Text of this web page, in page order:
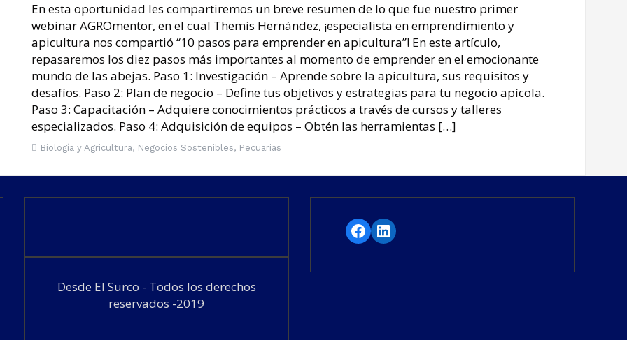
​En esta oportunidad les compartiremos un breve resumen de lo que fue nuestro primer
webinar AGROmentor, en el cual Themis Hernández, ¡especialista en emprendimiento y
apicultura nos compartió “10 pasos para emprender en apicultura”! En este artículo,
repasaremos los diez pasos más importantes al momento de emprender en el emocionante
mundo de las abejas. ​Paso 1: Investigación – Aprende sobre la apicultura, sus requisitos y
desafíos. ​Paso 2: Plan de negocio – Define tus objetivos y estrategias para tu negocio apícola. ​
Paso 3: Capacitación – Adquiere conocimientos prácticos a través de cursos y talleres
especializados. ​Paso 4: Adquisición de equipos – Obtén las herramientas […]
Biología y Agricultura, Negocios Sostenibles, Pecuarias
Desde El Surco - Todos los derechos
reservados -2019
Facebook
LinkedIn